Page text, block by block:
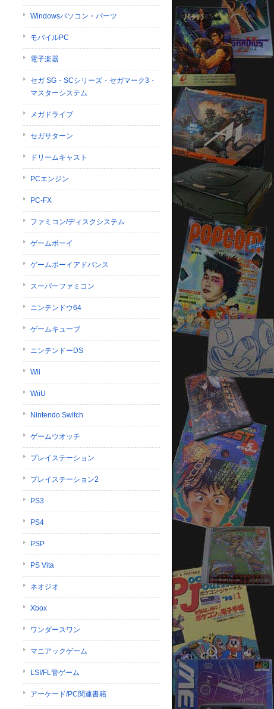
Windowsパソコン・パーツ
モバイルPC
電子楽器
セガ SG・SCシリーズ・セガマーク3・
マスターシステム
メガドライブ
セガサターン
ドリームキャスト
PCエンジン
PC-FX
ファミコン/ディスクシステム
ゲームボーイ
ゲームボーイアドバンス
スーパーファミコン
ニンテンドウ64
ゲームキューブ
ニンテンドーDS
Wii
WiiU
Nintendo Switch
ゲームウオッチ
プレイステーション
プレイステーション2
PS3
PS4
PSP
PS Vita
ネオジオ
Xbox
ワンダースワン
マニアックゲーム
LSI/FL管ゲーム
アーケード/PC関連書籍